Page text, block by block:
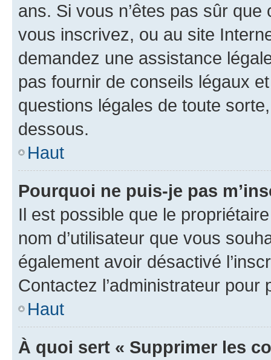
ans. Si vous n’êtes pas sûr
vous inscrivez, ou au site
demandez une assistance
pas fournir de conseils légaux
questions légales de toute
dessous.
Haut
Pourquoi ne puis-je pas
Il est possible que le
nom d’utilisateur que vous
également avoir désactivé
Contactez l’administrateur
Haut
À quoi sert « Supprimer les